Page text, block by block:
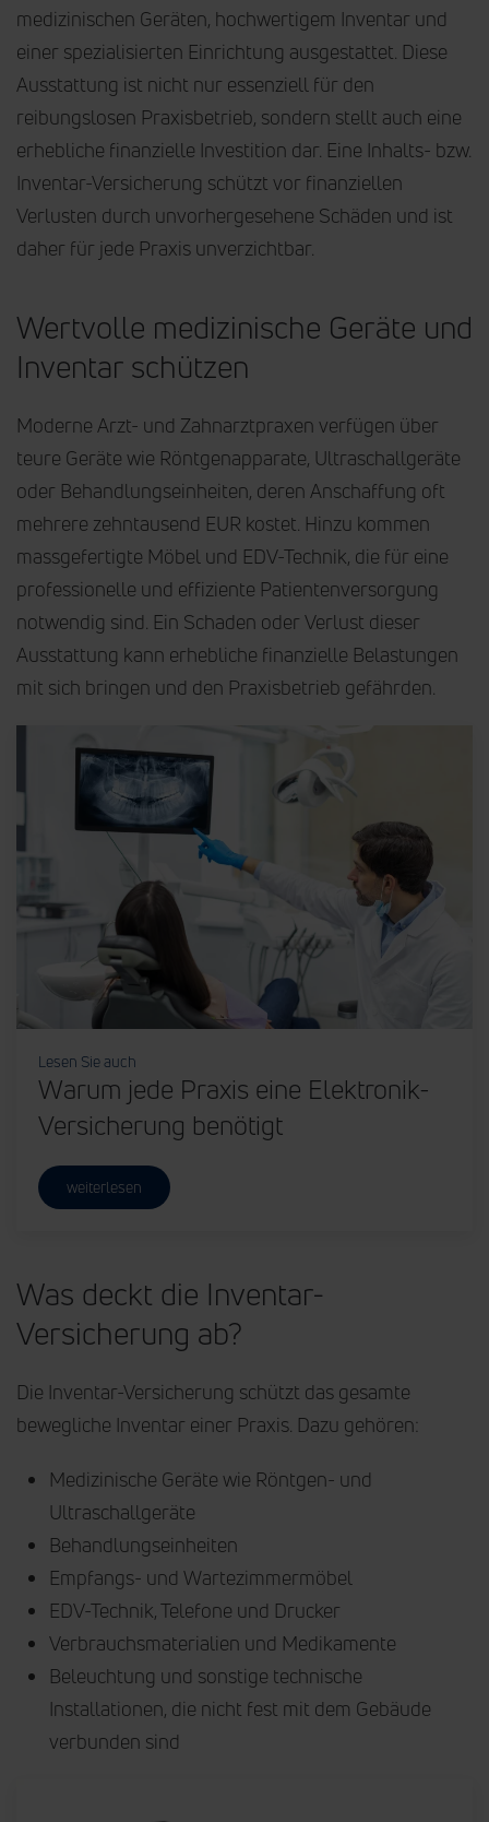
medizinischen Geräten, hochwertigem Inventar und
einer spezialisierten Einrichtung ausgestattet. Diese
Ausstattung ist nicht nur essenziell für den
reibungslosen Praxisbetrieb, sondern stellt auch eine
erhebliche finanzielle Investition dar. Eine Inhalts- bzw.
Inventar-Versicherung schützt vor finanziellen
Verlusten durch unvorhergesehene Schäden und ist
daher für jede Praxis unverzichtbar.
Wertvolle medizinische Geräte und
Inventar schützen
Moderne Arzt- und Zahnarztpraxen verfügen über
teure Geräte wie Röntgenapparate, Ultraschallgeräte
oder Behandlungseinheiten, deren Anschaffung oft
mehrere zehntausend EUR kostet. Hinzu kommen
massgefertigte Möbel und EDV-Technik, die für eine
professionelle und effiziente Patientenversorgung
notwendig sind. Ein Schaden oder Verlust dieser
Ausstattung kann erhebliche finanzielle Belastungen
mit sich bringen und den Praxisbetrieb gefährden.
Lesen Sie auch
Warum jede Praxis eine Elektronik-
Versicherung benötigt
weiterlesen
Was deckt die Inventar-
Versicherung ab?
Die Inventar-Versicherung schützt das gesamte
bewegliche Inventar einer Praxis. Dazu gehören:
Medizinische Geräte wie Röntgen- und
Ultraschallgeräte
Behandlungseinheiten
Empfangs- und Wartezimmermöbel
EDV-Technik, Telefone und Drucker
Verbrauchsmaterialien und Medikamente
Beleuchtung und sonstige technische
Installationen, die nicht fest mit dem Gebäude
verbunden sind